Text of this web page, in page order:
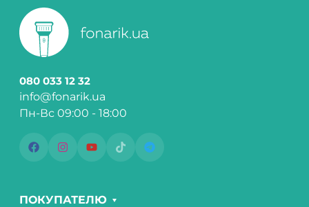
080 033 12 32
info@fonarik.ua
Пн-Вс 09:00 - 18:00
ПОКУПАТЕЛЮ